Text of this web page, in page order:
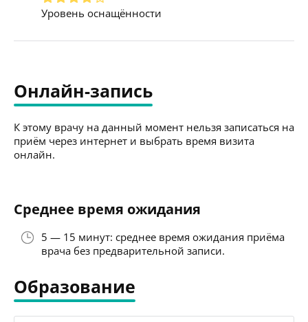
Уровень оснащённости
Онлайн-запись
К этому врачу на данный момент нельзя записаться на
приём через интернет и выбрать время визита
онлайн.
Среднее время ожидания
5 — 15 минут: среднее время ожидания приёма
врача без предварительной записи.
Образование